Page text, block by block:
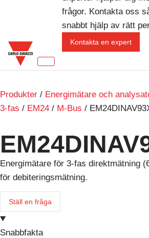
frågor. Kontakta oss
snabbt hjälp av rätt
Kontakta en expert
Produkter / Energimätare och
3-fas / EM24 / M-Bus /
Energimätare för 3-fas direktmätning
för debiteringsmätning.
Ställ en fråga
Snabbfakta